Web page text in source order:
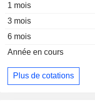
1 mois
3 mois
6 mois
Année en cours
Plus de cotations